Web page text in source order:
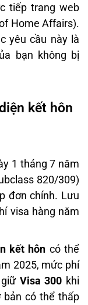
tiếp trang web
Home Affairs).
yêu cầu này là
bạn không bị
kết hôn
1 tháng 7 năm
820/309)
đơn chính. Lưu
visa hàng năm
kết hôn có thể
2025, mức phí
Visa 300 khi
bản có thể thấp